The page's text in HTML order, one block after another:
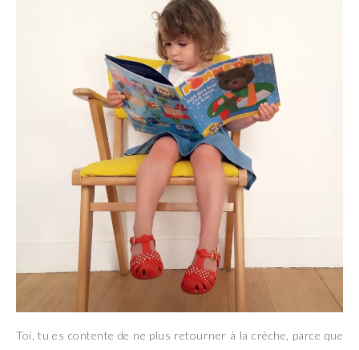
Toi, tu es contente de ne plus retourner à la crèche, parce que